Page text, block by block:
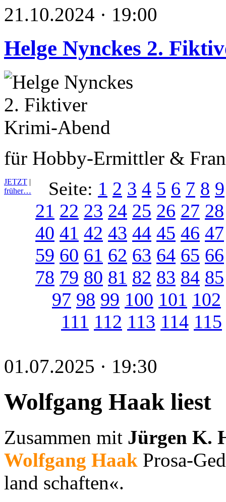
21.10.2024 · 19:00
Helge Nynckes 2.
für Hobby-Ermittler &
JETZT |
früher…
Seite: 1 2 3 4 5 6 7 8 9
21 22 23 24 25 26 27 28
40 41 42 43 44 45 46 47
59 60 61 62 63 64 65 66
78 79 80 81 82 83 84 85
97 98 99 100 101 102
111 112 113 114 115
01.07.2025 · 19:30
Wolfgang Haak liest
Zusammen mit Jürgen K.
Wolfgang Haak Prosa-
land schaften«.